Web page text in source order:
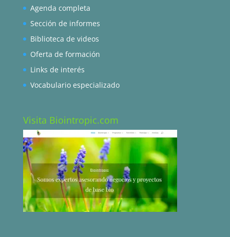
Agenda completa
Sección de informes
Biblioteca de videos
Oferta de formación
Links de interés
Vocabulario especializado
Visita Biointropic.com